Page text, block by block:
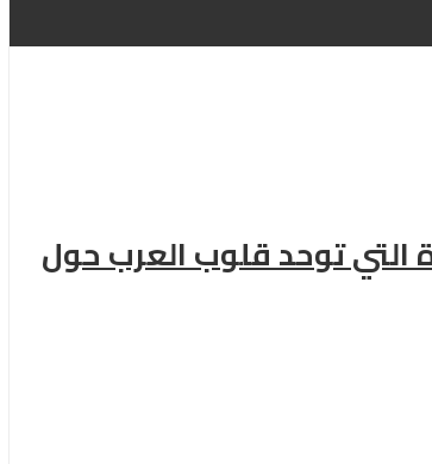
التي توحد قلوب العرب حول